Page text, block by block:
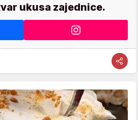
ukusa zajednice.